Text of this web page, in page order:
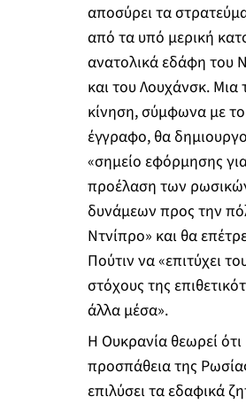
αποσύρει τα
από τα υπό μερική
ανατολικά εδάφη του
και του Λουχάνσκ. Μια
κίνηση, σύμφωνα με το
έγγραφο, θα
«σημείο εφόρμησης
προέλαση των
δυνάμεων προς την
Ντνίπρο» και θα
Πούτιν να «επιτύχει
στόχους της
άλλα μέσα».
Η Ουκρανία θεωρεί ότι
προσπάθεια της
επιλύσει τα εδαφικά